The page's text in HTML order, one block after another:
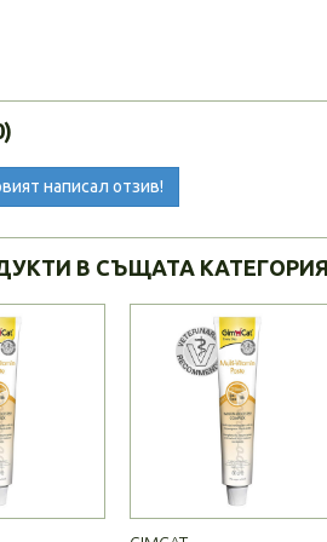
написал отзив!
В СЪЩАТА